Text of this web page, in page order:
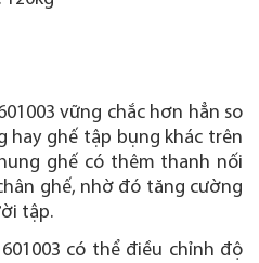
vững chắc hơn hẳn so
hay ghế tập bụng khác trên
ghế có thêm thanh nối
ghế, nhờ đó tăng cường
tập.
có thể điều chỉnh độ